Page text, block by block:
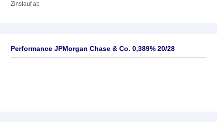
Zinslauf ab
Performance JPMorgan Chase & Co. 0,389% 20/28